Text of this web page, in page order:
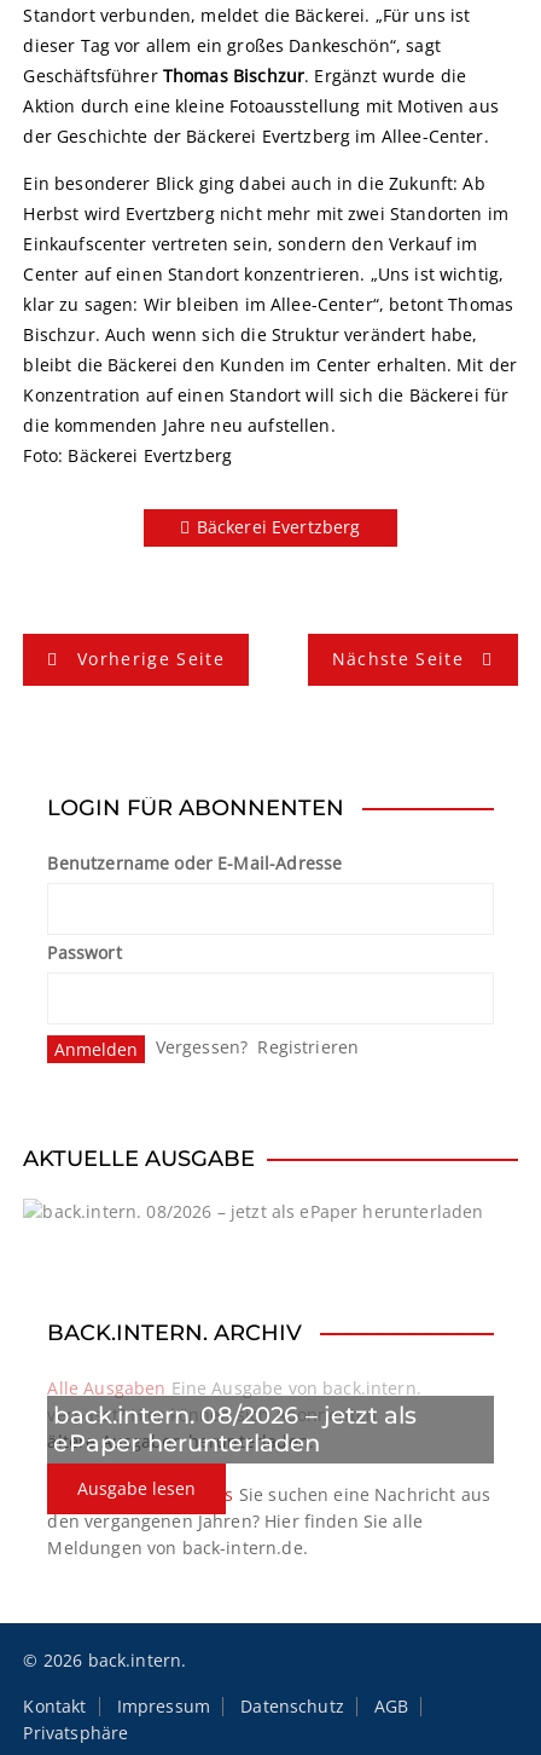
Standort verbunden, meldet die Bäckerei. „Für uns ist
dieser Tag vor allem ein großes Dankeschön“, sagt
Geschäftsführer Thomas Bischzur. Ergänzt wurde die
Aktion durch eine kleine Fotoausstellung mit Motiven aus
der Geschichte der Bäckerei Evertzberg im Allee-Center.
Ein besonderer Blick ging dabei auch in die Zukunft: Ab
Herbst wird Evertzberg nicht mehr mit zwei Standorten im
Einkaufscenter vertreten sein, sondern den Verkauf im
Center auf einen Standort konzentrieren. „Uns ist wichtig,
klar zu sagen: Wir bleiben im Allee-Center“, betont Thomas
Bischzur. Auch wenn sich die Struktur verändert habe,
bleibt die Bäckerei den Kunden im Center erhalten. Mit der
Konzentration auf einen Standort will sich die Bäckerei für
die kommenden Jahre neu aufstellen.
Foto: Bäckerei Evertzberg
Bäckerei Evertzberg
B
e
n
i
g
n
Vorherige Seite Nächste Seite
LOGIN FÜR ABONNENTEN
Benutzername oder E-Mail-Adresse
Passwort
Vergessen? Registrieren
AKTUELLE AUSGABE
back.intern. 08/2026 – jetzt als
ePaper herunterladen
Ausgabe lesen
BACK.INTERN. ARCHIV
Alle Ausgaben Eine Ausgabe von back.intern.
verpasst? Hier können sich Abonnenten
ältere Ausgaben herunterladen.
back.intern. Top-News Sie suchen eine Nachricht aus
den vergangenen Jahren? Hier finden Sie alle
Meldungen von back-intern.de.
© 2026 back.intern.
Kontakt
Impressum Datenschutz
AGB
Privatsphäre